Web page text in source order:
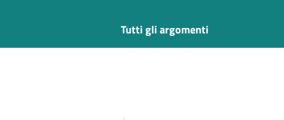
Tutti gli argomenti